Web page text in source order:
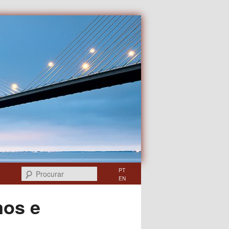
Procurar
PT
EN
e